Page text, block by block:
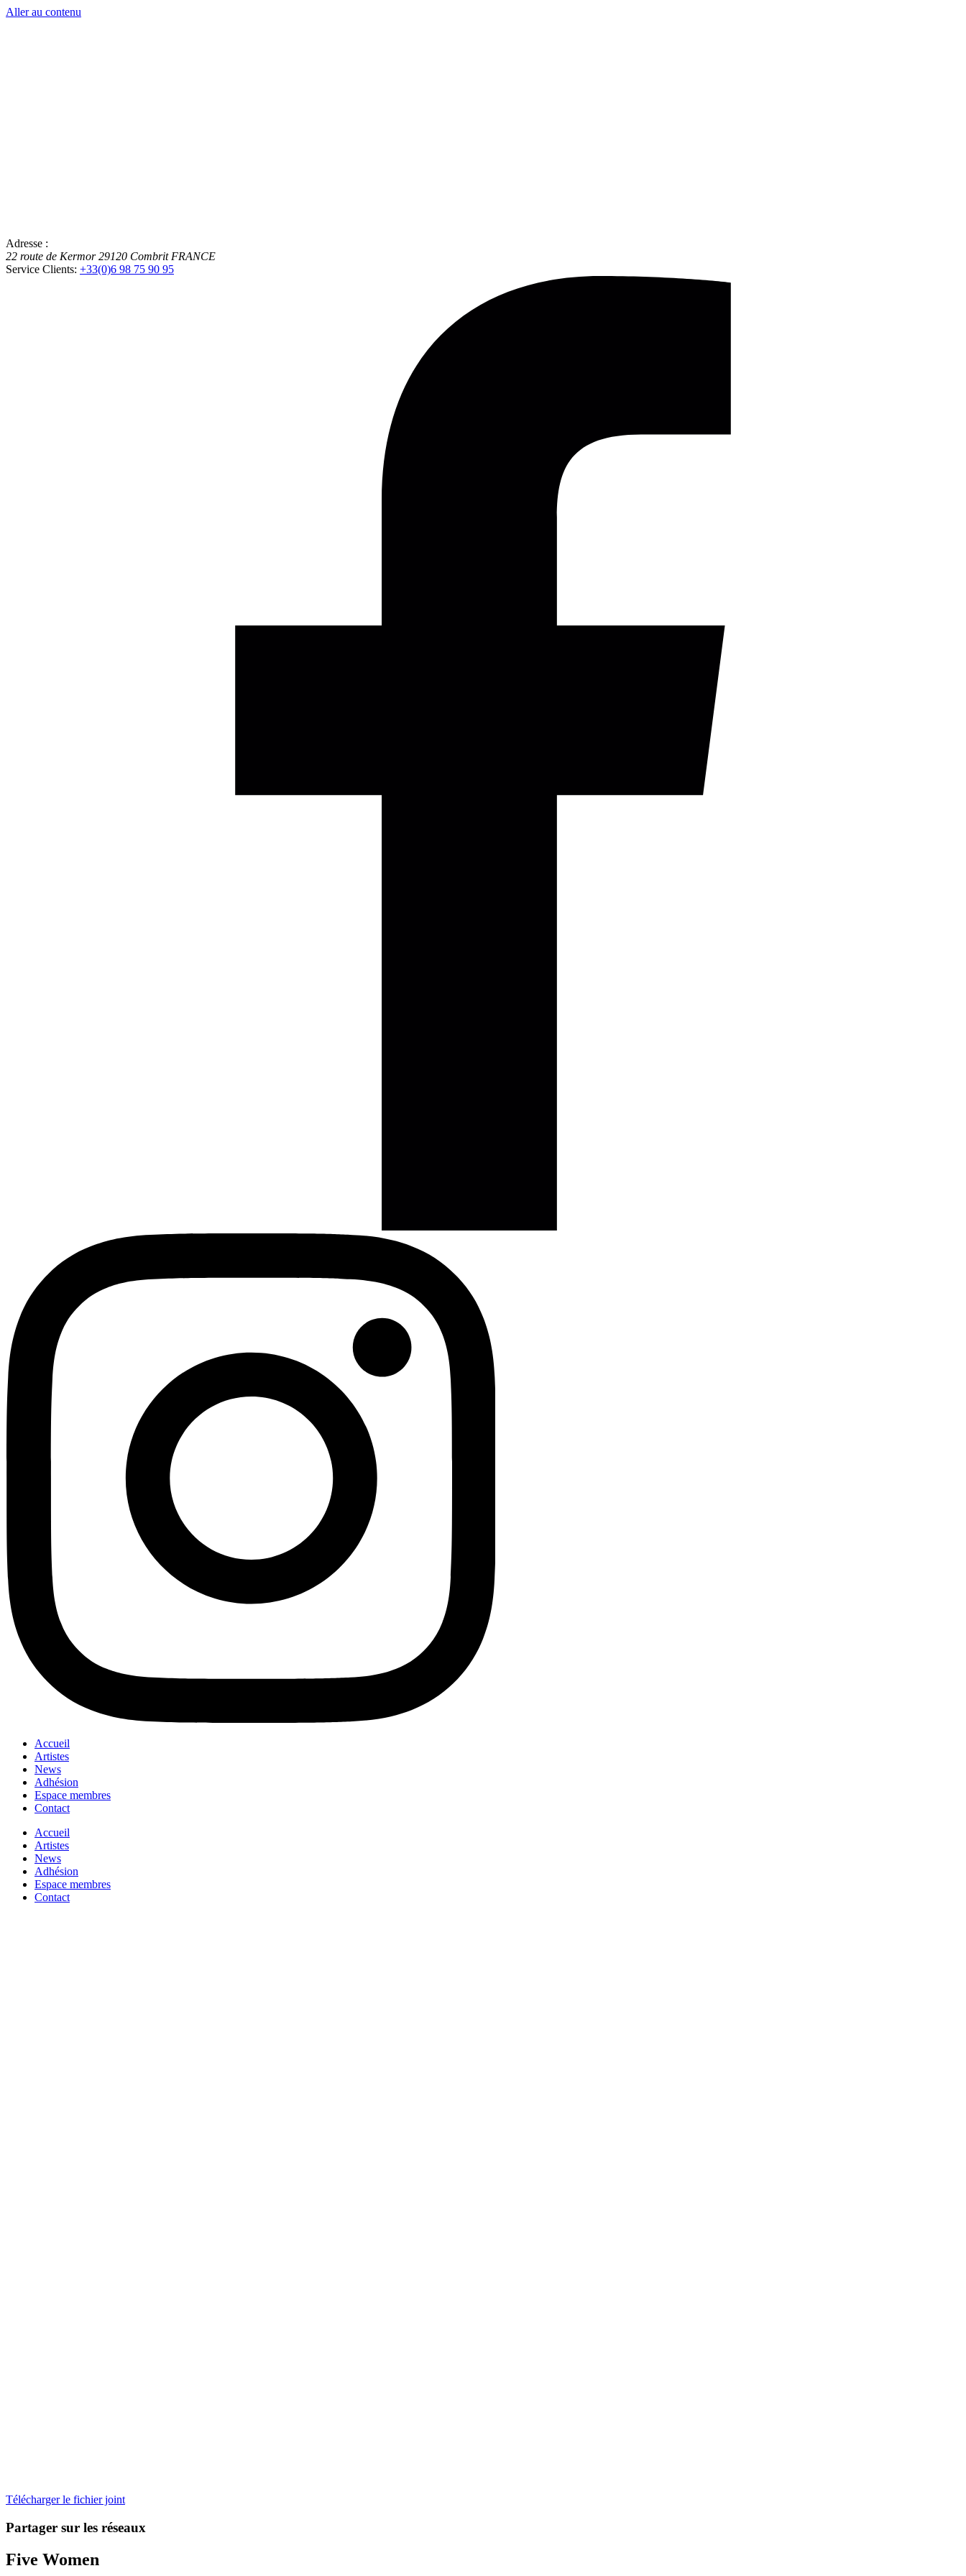
Aller au contenu
Adresse :
22 route de Kermor 29120 Combrit FRANCE
Service Clients: +33(0)6 98 75 90 95
Accueil
Artistes
News
Adhésion
Espace membres
Contact
Accueil
Artistes
News
Adhésion
Espace membres
Contact
Télécharger le fichier joint
Partager sur les réseaux
Five Women